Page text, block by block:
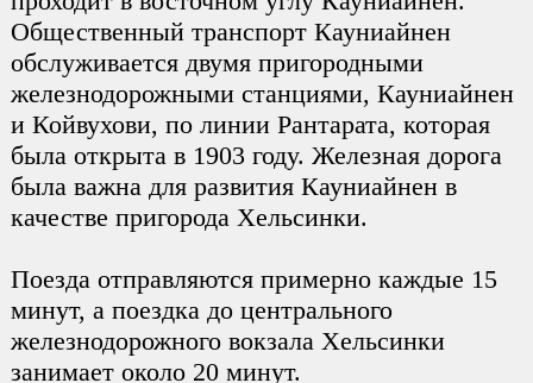
Общественный транспорт Кауниайнен
обслуживается двумя пригородными
железнодорожными станциями, Кауниайнен
и Койвухови, по линии Рантарата, которая
была открыта в 1903 году. Железная дорога
была важна для развития Кауниайнен в
качестве пригорода Хельсинки.
Поезда отправляются примерно каждые 15
минут, а поездка до центрального
железнодорожного вокзала Хельсинки
занимает около 20 минут.